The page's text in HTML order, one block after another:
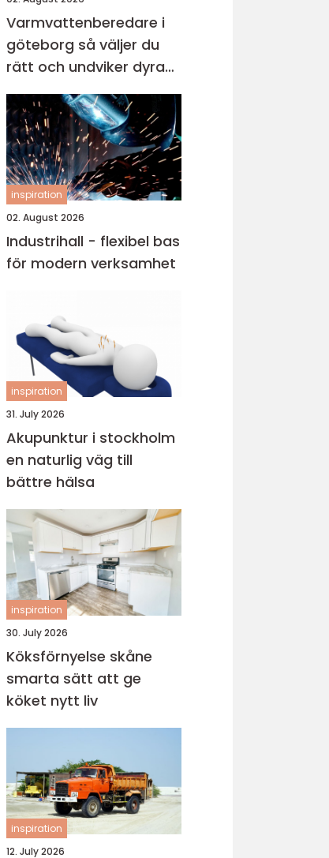
Varmvattenberedare i
göteborg så väljer du
rätt och undviker dyra
misstag
inspiration
02. August 2026
Industrihall - flexibel bas
för modern verksamhet
inspiration
31. July 2026
Akupunktur i stockholm
en naturlig väg till
bättre hälsa
inspiration
30. July 2026
Köksförnyelse skåne
smarta sätt att ge
köket nytt liv
inspiration
12. July 2026